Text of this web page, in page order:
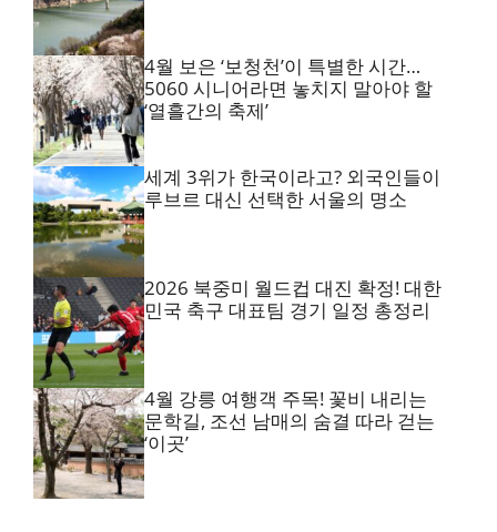
4월 보은 ‘보청천’이 특별한 시간…
5060 시니어라면 놓치지 말아야 할
‘열흘간의 축제’
세계 3위가 한국이라고? 외국인들이
루브르 대신 선택한 서울의 명소
2026 북중미 월드컵 대진 확정! 대한
민국 축구 대표팀 경기 일정 총정리
4월 강릉 여행객 주목! 꽃비 내리는
문학길, 조선 남매의 숨결 따라 걷는
‘이곳’